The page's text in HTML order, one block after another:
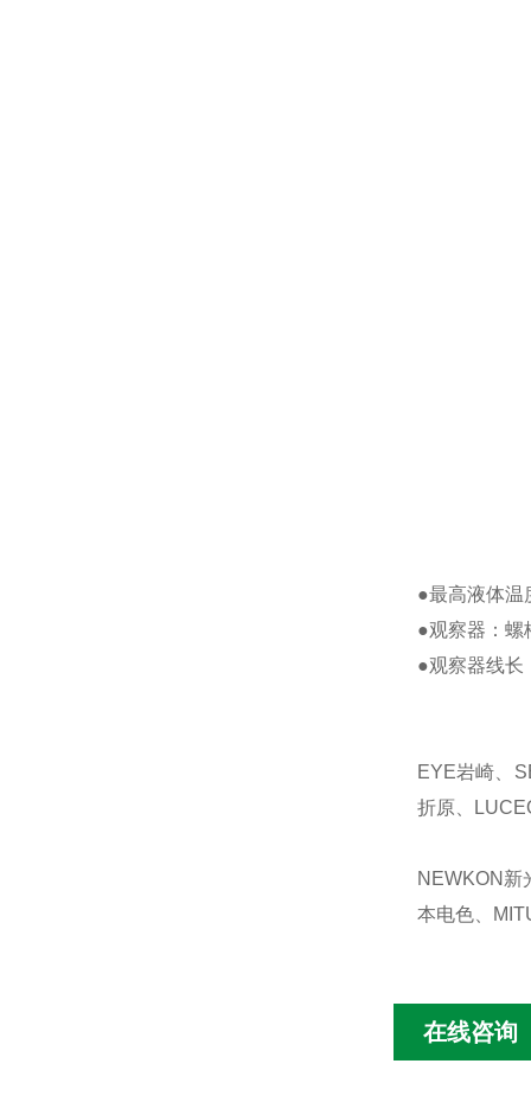
●最高液体
●观察器：螺
●观察器线长
EYE岩崎、
折原、
NEWKON新
本电色、
在线咨询